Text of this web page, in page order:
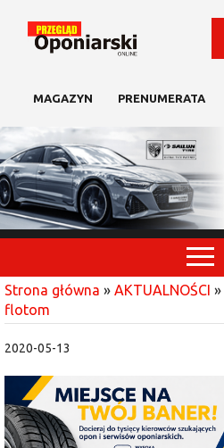
MAGAZYN PRENUMERATA
Strona główna » AKTUALNOŚCI »
flotom
2020-05-13